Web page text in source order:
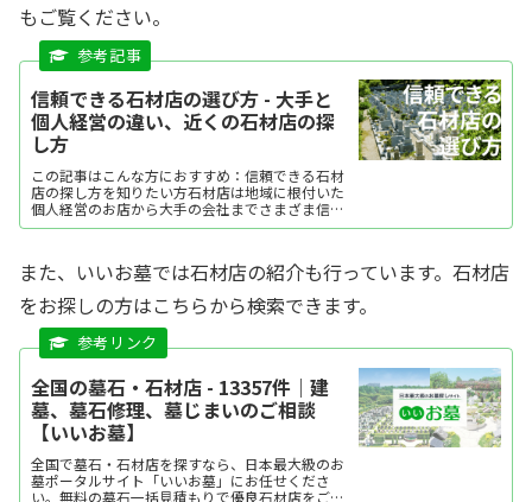
もご覧ください。
信頼できる石材店の選び方 - 大手と
個人経営の違い、近くの石材店の探
し方
この記事はこんな方におすすめ：信頼できる石材
店の探し方を知りたい方石材店は地域に根付いた
個人経営のお店から大手の会社までさまざま信頼
できる店を探すには、石材知識の詳しさや見積
また、いいお墓では石材店の紹介も行っています。石材店
をお探しの方はこちらから検索できます。
全国の墓石・石材店 - 13357件｜建
墓、墓石修理、墓じまいのご相談
【いいお墓】
全国で墓石・石材店を探すなら、日本最大級のお
墓ポータルサイト「いいお墓」にお任せくださ
い。無料の墓石一括見積もりで優良石材店をご紹